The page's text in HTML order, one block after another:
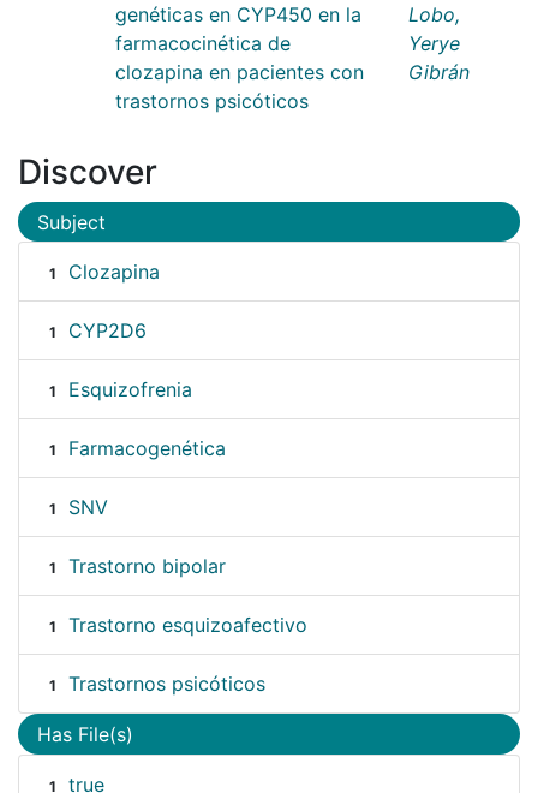
genéticas en CYP450 en la
farmacocinética de
clozapina en pacientes con
trastornos psicóticos
Lobo,
Yerye
Gibrán
Discover
Subject
1 Clozapina
1 CYP2D6
1 Esquizofrenia
1 Farmacogenética
1 SNV
1 Trastorno bipolar
1 Trastorno esquizoafectivo
1 Trastornos psicóticos
Has File(s)
1 true